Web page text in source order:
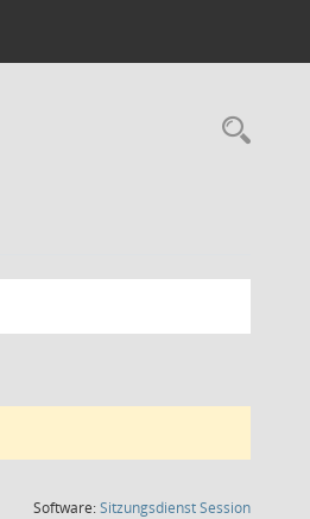
Software:SitzungsdienstSession(Wird in